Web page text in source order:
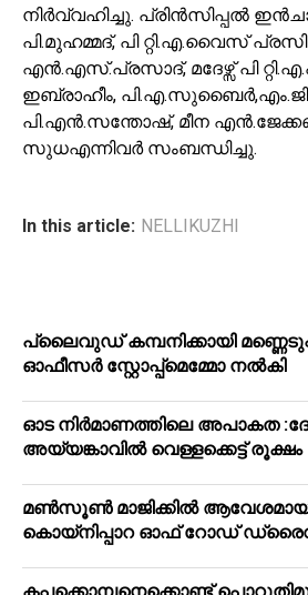
നിർവ്വഹിച്ചു. പ്രിൻസിപ്പൽ
പി.മുഹമ്മദ്, പി റ്റി.എ.വൈസ്
എൻ.എസ്.പ്രസാദ്, മദേഴ്സ് പി
ഇബ്രാഹീം,
പി.എൻ.സന്തോഷ്, മീന
സുധഎന്നിവർ സംബന്ധിച്ചു.
In this article: NELLIKUZHI
പ്ലൈവുഡ് കമ്പനിക്കായി
ഓഫീസർ സ്റ്റോപ്പ്മെമ്മോ നൽകി
ഓട നിർമാണത്തിലെ അപാകത
അയ്യങ്കാവിൽ വെള്ളക്കെട്ട് രൂക്ഷം
മൺസൂൺ മാജിക്കിൽ ആവേശമായി
കൊയ്‌നിപ്പാറ ഓഫ് റോഡ്